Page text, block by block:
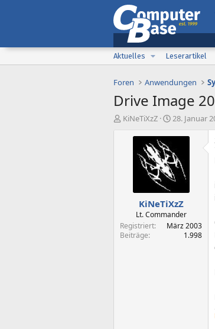
Aktuelles
Leserartikel
Foren Anwendungen
Drive Image
E
KiNeTiXzZ
E
s
t
e
l
l
t
a
m
28. Januar
KiNeTiXzZ
Lt. Commander
Registriert
März 2003
Beiträge
1.998